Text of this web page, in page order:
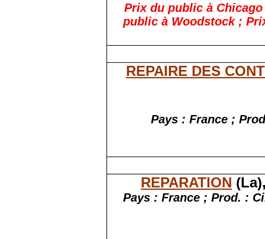
Prix du public à
public à Woodstock ;
REPAIRE DES
Pays : France ;
REPARATION
Pays : France ; Prod. :